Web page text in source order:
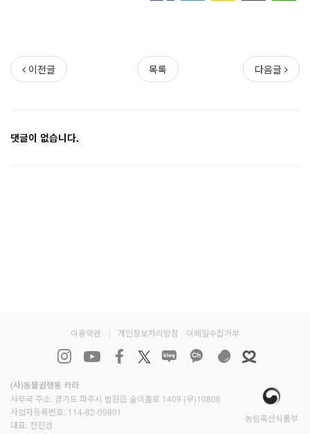
이전글 목록 다음글
댓글이 없습니다.
이용약관 개인정보처리방침 이메일수집거부
(사)동물권행동 카라
사무국 주소: 경기도 파주시 법원읍 술이홀로 1409 (우)10806
사업자등록번호: 114-82-09801
대표: 전진경
농림축산식품부